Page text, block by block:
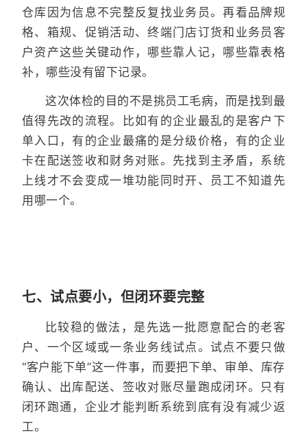
仓库因为信息不完整反复找业务员。再看品牌规
格、箱规、促销活动、终端门店订货和业务员客
户资产这些关键动作，哪些靠人记，哪些靠表格
补，哪些没有留下记录。
这次体检的目的不是挑员工毛病，而是找到最
值得先改的流程。比如有的企业最乱的是客户下
单入口，有的企业最痛的是分级价格，有的企业
卡在配送签收和财务对账。先找到主矛盾，系统
上线才不会变成一堆功能同时开、员工不知道先
用哪一个。
七、试点要小，但闭环要完整
比较稳的做法，是先选一批愿意配合的老客
户、一个区域或一条业务线试点。试点不要只做
“客户能下单”这一件事，而要把下单、审单、库存
确认、出库配送、签收对账尽量跑成闭环。只有
闭环跑通，企业才能判断系统到底有没有减少返
工。